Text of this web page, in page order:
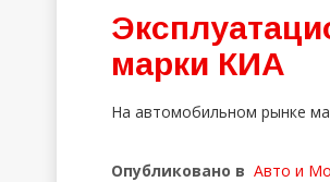
марки КИА
На автомобильном рынке
Опубликовано в Авто и